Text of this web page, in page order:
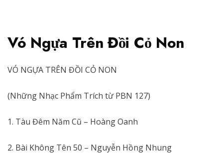
Vó Ngựa Trên Đồi Cỏ Non
VÓ NGỰA TRÊN ĐỒI CỎ NON
(Những Nhạc Phẩm Trích từ PBN 127)
1. Tàu Đêm Năm Cũ – Hoàng Oanh
2. Bài Không Tên 50 – Nguyễn Hồng Nhung